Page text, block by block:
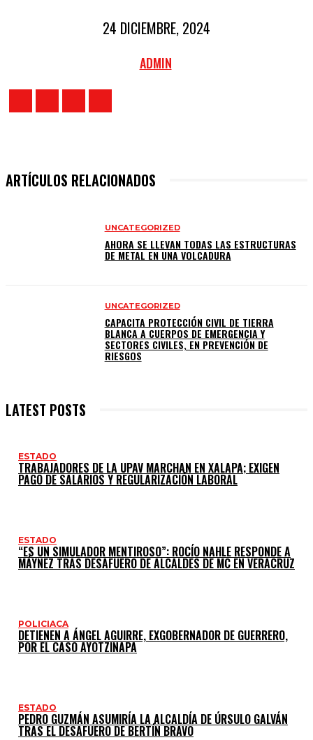
24 DICIEMBRE, 2024
ADMIN
ARTÍCULOS RELACIONADOS
UNCATEGORIZED
AHORA SE LLEVAN TODAS LAS ESTRUCTURAS
DE METAL EN UNA VOLCADURA
UNCATEGORIZED
CAPACITA PROTECCIÓN CIVIL DE TIERRA
BLANCA A CUERPOS DE EMERGENCIA Y
SECTORES CIVILES, EN PREVENCIÓN DE
RIESGOS
LATEST POSTS
ESTADO
TRABAJADORES DE LA UPAV MARCHAN EN XALAPA; EXIGEN
PAGO DE SALARIOS Y REGULARIZACIÓN LABORAL
ESTADO
“ES UN SIMULADOR MENTIROSO”: ROCÍO NAHLE RESPONDE A
MÁYNEZ TRAS DESAFUERO DE ALCALDES DE MC EN VERACRUZ
POLICIACA
DETIENEN A ÁNGEL AGUIRRE, EXGOBERNADOR DE GUERRERO,
POR EL CASO AYOTZINAPA
ESTADO
PEDRO GUZMÁN ASUMIRÍA LA ALCALDÍA DE ÚRSULO GALVÁN
TRAS EL DESAFUERO DE BERTÍN BRAVO